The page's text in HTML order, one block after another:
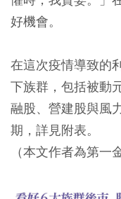
好機會。
在這次疫情導致的
下族群，包括被動
融股、營建股與風
期，詳見附表。
（本文作者為第一